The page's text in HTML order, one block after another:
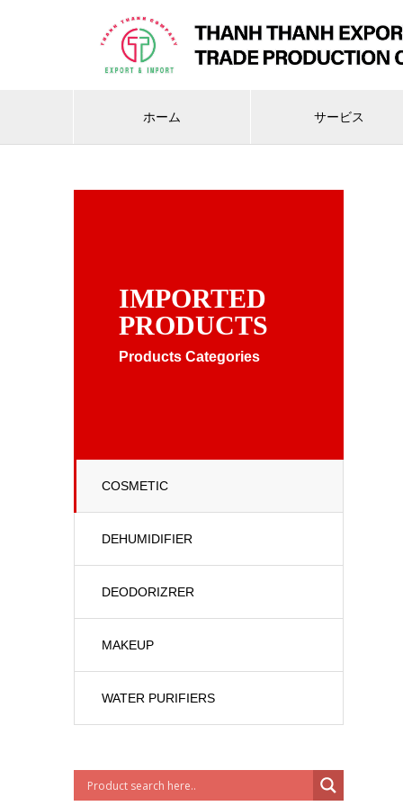
ホーム サービス
IMPORTED
PRODUCTS
Products Categories
COSMETIC
DEHUMIDIFIER
DEODORIZRER
MAKEUP
WATER PURIFIERS